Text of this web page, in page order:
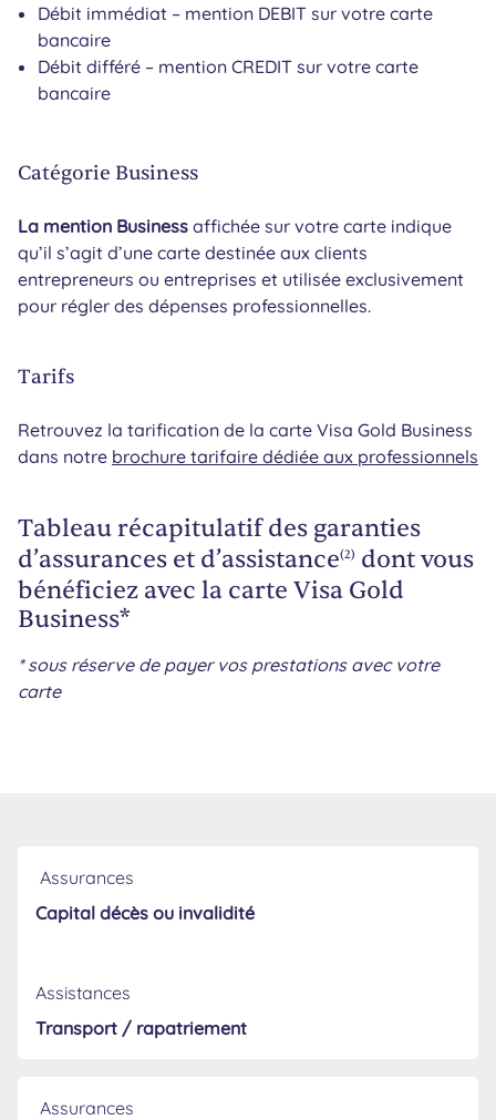
Débit immédiat – mention DEBIT sur votre carte
bancaire
Débit différé – mention CREDIT sur votre carte
bancaire
Catégorie Business
La mention Business affichée sur votre carte indique
qu’il s’agit d’une carte destinée aux clients
entrepreneurs ou entreprises et utilisée exclusivement
pour régler des dépenses professionnelles.
Tarifs
Retrouvez la tarification de la carte Visa Gold Business
dans notre brochure tarifaire dédiée aux professionnels
Tableau récapitulatif des garanties
d’assurances et d’assistance(2) dont vous
bénéficiez avec la carte Visa Gold
Business*
* sous réserve de payer vos prestations avec votre
carte
Assurances
Capital décès ou invalidité
Assistances
Transport / rapatriement
Assurances